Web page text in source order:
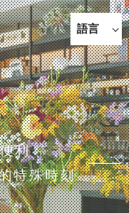
語言
日語
English
簡體中
文
한국어
繁體中
文
利
特殊時刻
利
特殊時刻
利
特殊時刻
利
特殊時刻